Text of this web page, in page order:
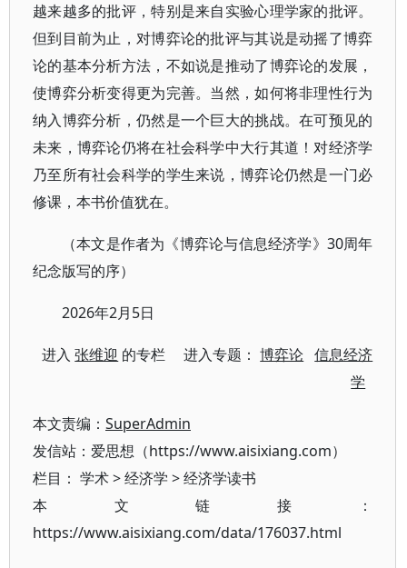
越来越多的批评，特别是来自实验心理学家的批评。
但到目前为止，对博弈论的批评与其说是动摇了博弈
论的基本分析方法，不如说是推动了博弈论的发展，
使博弈分析变得更为完善。当然，如何将非理性行为
纳入博弈分析，仍然是一个巨大的挑战。在可预见的
未来，博弈论仍将在社会科学中大行其道！对经济学
乃至所有社会科学的学生来说，博弈论仍然是一门必
修课，本书价值犹在。
（本文是作者为《博弈论与信息经济学》30周年
纪念版写的序）
2026年2月5日
进入张维迎 的专栏 进入专题：博弈论 信息经济
学
本文责编： SuperAdmin
发信站：爱思想（https://www.aisixiang.com）
栏目： 学术>经济学 >经济学读书
本文链接：
https://www.aisixiang.com/data/176037.html